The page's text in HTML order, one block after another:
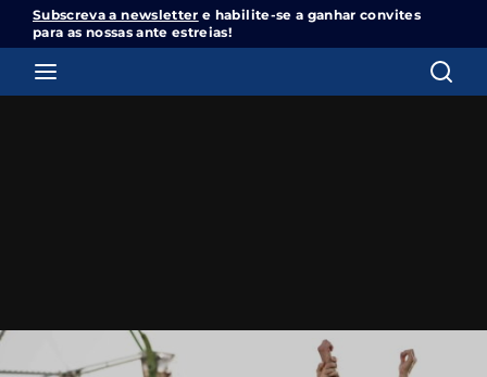
Subscreva a newsletter e habilite-se a ganhar convites
para as nossas ante estreias!
Cinemundo – Onde O Cinema Acontece